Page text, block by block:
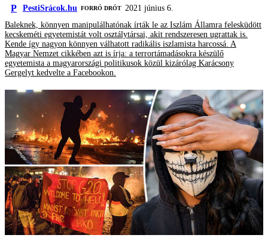
P PestiSrácok.hu FORRÓ DRÓT 2021 június 6.
Baleknek, könnyen manipulálhatónak írták le az Iszlám Államra felesküdött
kecskeméti egyetemistát volt osztálytársai, akit rendszeresen ugrattak is.
Kende így nagyon könnyen válhatott radikális iszlamista harcossá. A
Magyar Nemzet cikkében azt is írja: a terrortámadásokra készülő
egyetemista a magyarországi politikusok közül kizárólag Karácsony
Gergelyt kedvelte a Facebookon.